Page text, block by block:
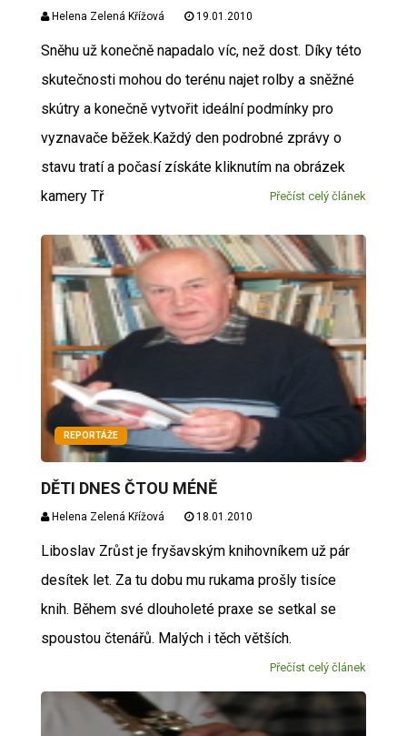
Helena Zelená Křížová 19.01.2010
Sněhu už konečně napadalo víc, než dost. Díky této
skutečnosti mohou do terénu najet rolby a sněžné
skútry a konečně vytvořit ideální podmínky pro
vyznavače běžek.Každý den podrobné zprávy o
stavu tratí a počasí získáte kliknutím na obrázek
kamery Tř
Přečíst celý článek
REPORTÁŽE
DĚTI DNES ČTOU MÉNĚ
Helena Zelená Křížová 18.01.2010
Liboslav Zrůst je fryšavským knihovníkem už pár
desítek let. Za tu dobu mu rukama prošly tisíce
knih. Během své dlouholeté praxe se setkal se
spoustou čtenářů. Malých i těch větších.
Přečíst celý článek